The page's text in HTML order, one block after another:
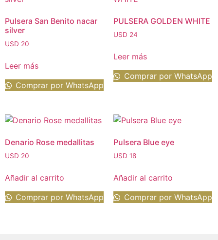
Pulsera San Benito nacar
silver
USD 20
Leer más
Comprar por WhatsApp
PULSERA GOLDEN WHITE
USD 24
Leer más
Comprar por WhatsApp
Denario Rose medallitas
USD 20
Añadir al carrito
Comprar por WhatsApp
Pulsera Blue eye
USD 18
Añadir al carrito
Comprar por WhatsApp